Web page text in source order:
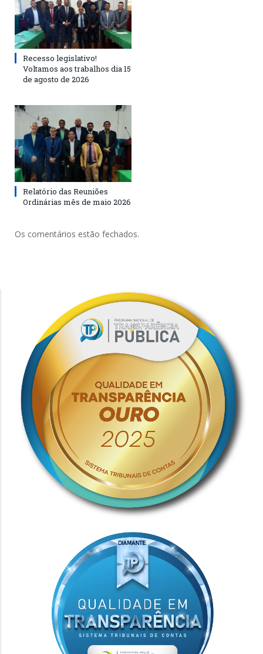
Recesso legislativo!
Voltamos aos trabalhos dia 15
de agosto de 2026
Relatório das Reuniões
Ordinárias mês de maio 2026
Os comentários estão fechados.